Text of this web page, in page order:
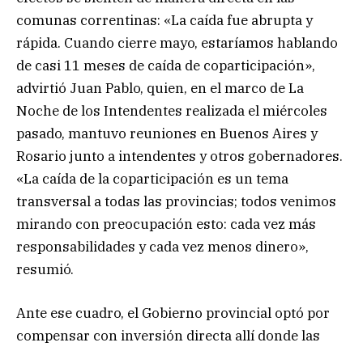
comunas correntinas: «La caída fue abrupta y
rápida. Cuando cierre mayo, estaríamos hablando
de casi 11 meses de caída de coparticipación»,
advirtió Juan Pablo, quien, en el marco de La
Noche de los Intendentes realizada el miércoles
pasado, mantuvo reuniones en Buenos Aires y
Rosario junto a intendentes y otros gobernadores.
«La caída de la coparticipación es un tema
transversal a todas las provincias; todos venimos
mirando con preocupación esto: cada vez más
responsabilidades y cada vez menos dinero»,
resumió.
Ante ese cuadro, el Gobierno provincial optó por
compensar con inversión directa allí donde las